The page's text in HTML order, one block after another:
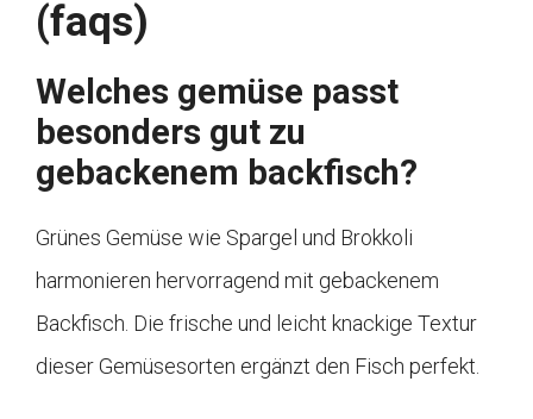
(faqs)
Welches gemüse passt
besonders gut zu
gebackenem backfisch?
Grünes Gemüse wie Spargel und Brokkoli
harmonieren hervorragend mit gebackenem
Backfisch. Die frische und leicht knackige Textur
dieser Gemüsesorten ergänzt den Fisch perfekt.